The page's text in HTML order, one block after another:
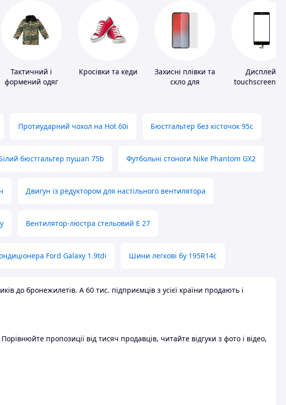
Тактичний і
формений одяг
Кросівки та кеди
Захисні плівки та
скло для
Дисплей,
touchscreen
Протиударний чохол на Hot 60i Бюстгальтер без кісточок 95с
бюстгальтер пушап 75b Футбольні стоноги Nike Phantom GX2
Двигун із редуктором для настільного вентилятора
Вентилятор-люстра стельовий E 27
Ford Galaxy 1.9tdi Шини легкові бу 195R14c
до бронежилетів. А 60 тис. підприємців з усієї країни продають і
пропозиції від тисяч продавців, читайте відгуки з фото і відео,